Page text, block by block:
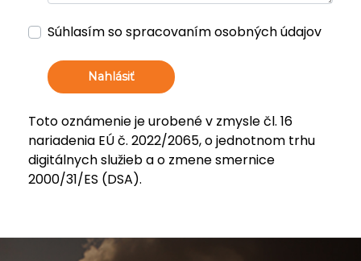
Súhlasím so spracovaním osobných údajov
Nahlásiť
Toto oznámenie je urobené v zmysle čl. 16
nariadenia EÚ č. 2022/2065, o jednotnom trhu
digitálnych služieb a o zmene smernice
2000/31/ES (DSA).